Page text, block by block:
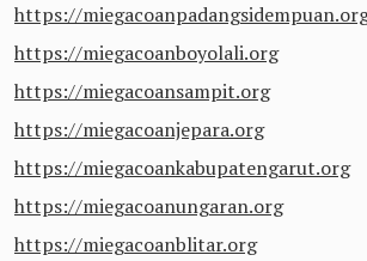
https://
https://miegacoanboyolali.org
https://miegacoansampit.org
https://miegacoanjepara.org
https://miegacoankabupatengarut.org
https://miegacoanungaran.org
https://miegacoanblitar.org